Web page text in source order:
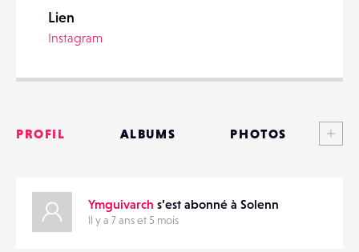
EMAIL
Lien
Instagram
PROFIL ALBUMS PHOTOS
MATÉRIELS
Ymguivarch s’est abonné à Solenn
Il y a 7 ans et 5 mois